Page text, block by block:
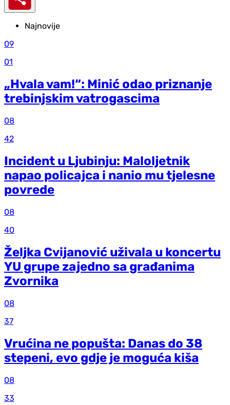
Najnovije
09
01
„Hvala vam!“: Minić odao priznanje
trebinjskim vatrogascima
08
42
Incident u Ljubinju: Maloljetnik
napao policajca i nanio mu tjelesne
povrede
08
40
Željka Cvijanović uživala u koncertu
YU grupe zajedno sa građanima
Zvornika
08
37
Vrućina ne popušta: Danas do 38
stepeni, evo gdje je moguća kiša
08
33